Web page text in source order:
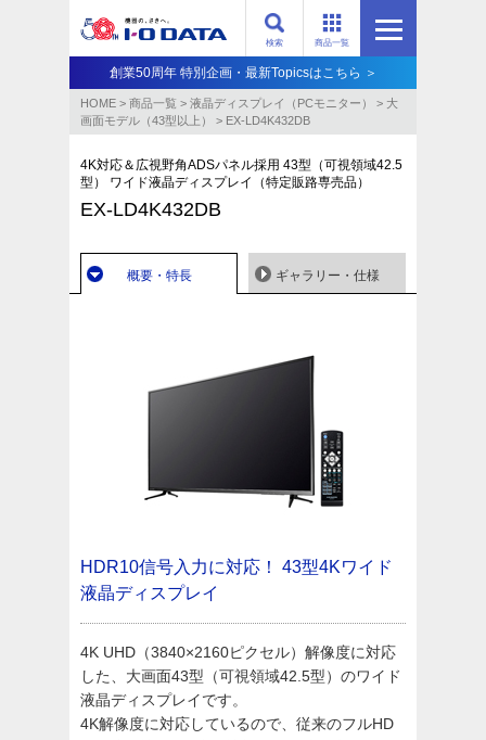
商品一覧
検索
創業50周年 特別企画・最新Topicsはこちら ＞
HOME > 商品一覧 > 液晶ディスプレイ（PCモニター） > 大
画面モデル（43型以上）
> EX-LD4K432DB
4K対応＆広視野角ADSパネル採用 43型（可視領域42.5
型） ワイド液晶ディスプレイ（特定販路専売品）
EX-LD4K432DB
概要・特長 ギャラリー・仕様
HDR10信号入力に対応！
43型4Kワイド
液晶ディスプレイ
4K UHD（3840×2160ピクセル）解像度に対応
した、大画面43型（可視領域42.5型）のワイド
液晶ディスプレイです。
4K解像度に対応しているので、従来のフルHD